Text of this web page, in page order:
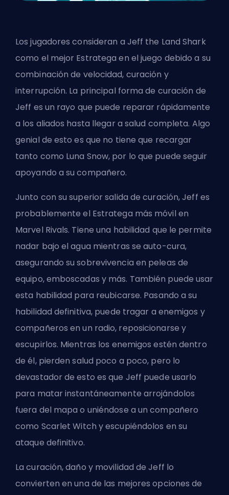
Los jugadores consideran a Jeff the Land Shark
como el mejor Estratega en el juego debido a su
combinación de velocidad, curación y
interrupción. La principal forma de curación de
Jeff es un rayo que puede reparar rápidamente
a los aliados hasta llegar a salud completa. Algo
genial de esto es que no tiene que recargar
tanto como Luna Snow, por lo que puede seguir
apoyando a su compañero.
Junto con su superior salida de curación, Jeff es
probablemente el Estratega más móvil en
Marvel Rivals. Tiene una habilidad que le permite
nadar bajo el agua mientras se auto-cura,
asegurando su sobrevivencia en peleas de
equipo, emboscadas y más. También puede usar
esta habilidad para reubicarse. Pasando a su
habilidad definitiva, puede tragar a enemigos y
compañeros en un radio, reposicionarse y
escupirlos. Mientras los enemigos estén dentro
de él, pierden salud poco a poco, pero lo
devastador de esto es que Jeff puede usarlo
para matar instantáneamente arrojándolos
fuera del mapa o uniéndose a un compañero
como Scarlet Witch y escupiéndolos en su
ataque definitivo.
La curación, daño y movilidad de Jeff lo
convierten en una de las mejores opciones de